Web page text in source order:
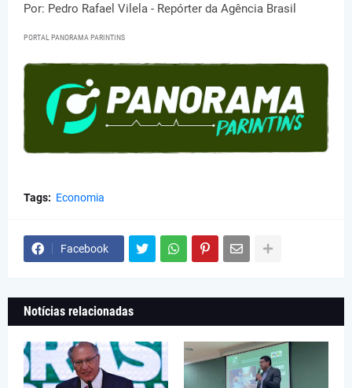
Por: Pedro Rafael Vilela - Repórter da Agência Brasil
PORTAL PANORAMA PARINTINS
Tags: Economia
Facebook
Notícias relacionadas